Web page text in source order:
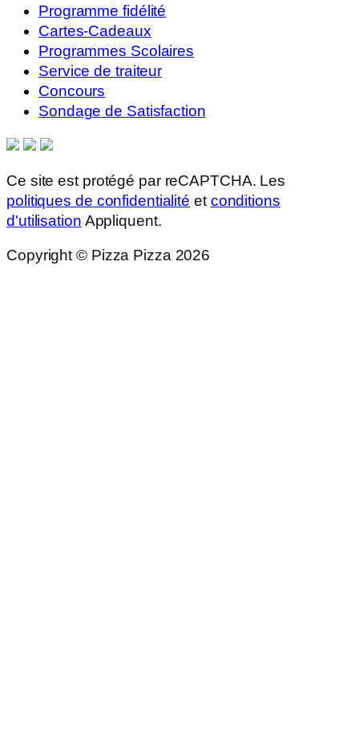
Programme fidélité
Cartes-Cadeaux
Programmes Scolaires
Service de traiteur
Concours
Sondage de Satisfaction
Ce site est protégé par reCAPTCHA. Les
politiques de confidentialité et conditions
d'utilisation Appliquent.
Copyright © Pizza Pizza 2026